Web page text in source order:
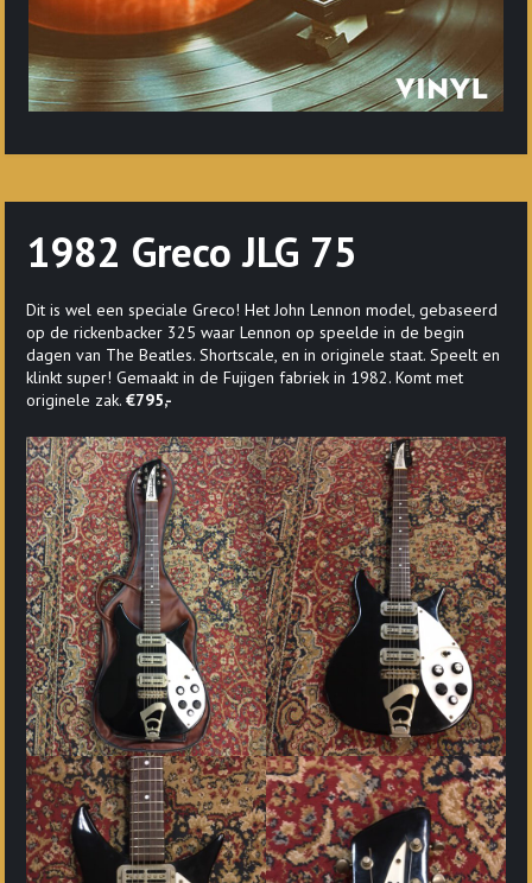
1982 Greco JLG 75
Dit is wel een speciale Greco! Het John Lennon model, gebaseerd
op de rickenbacker 325 waar Lennon op speelde in de begin
dagen van The Beatles. Shortscale, en in originele staat. Speelt en
klinkt super! Gemaakt in de Fujigen fabriek in 1982. Komt met
originele zak.€795,-